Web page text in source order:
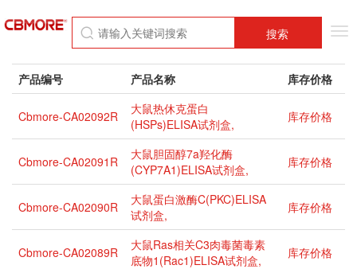
搜索
产品编号 产品名称 库存价格
Cbmore-CA02092R
大鼠热休克蛋白
(HSPs)ELISA试剂盒,
库存价格
Cbmore-CA02091R
大鼠胆固醇7a羟化酶
(CYP7A1)ELISA试剂盒,
库存价格
Cbmore-CA02090R
大鼠蛋白激酶C(PKC)ELISA
试剂盒,
库存价格
Cbmore-CA02089R
大鼠Ras相关C3肉毒菌毒素
底物1(Rac1)ELISA试剂盒,
库存价格